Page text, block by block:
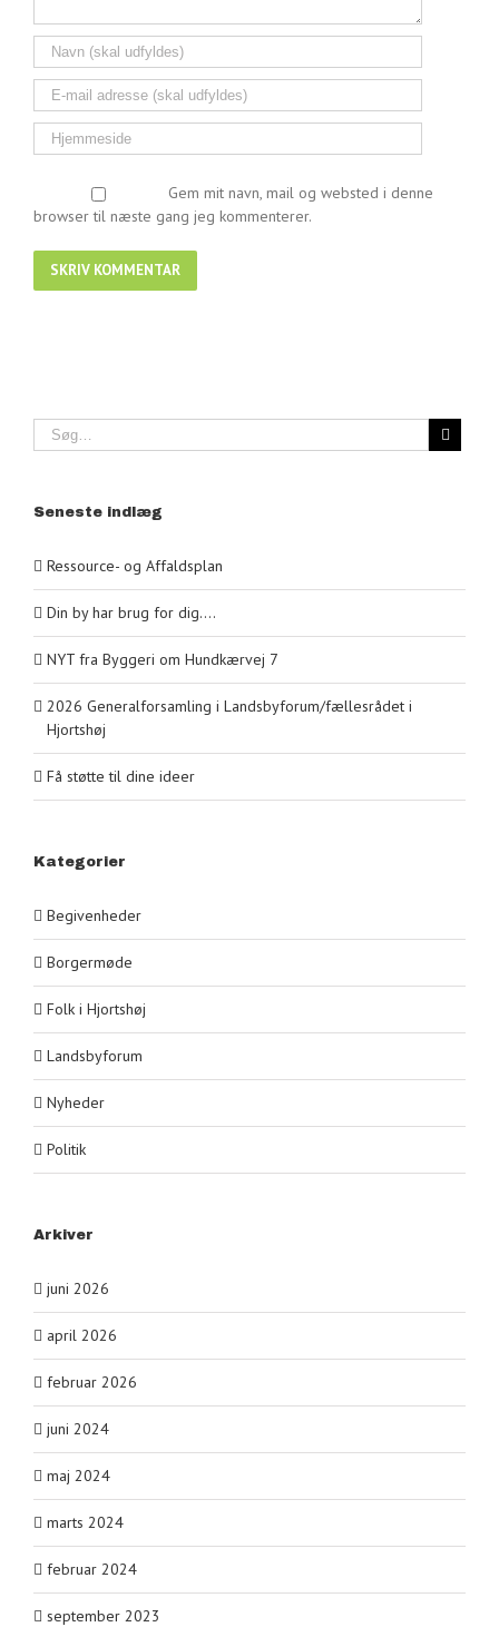
Gem mit navn, mail og websted i denne
browser til næste gang jeg kommenterer.
Seneste indlæg
Ressource- og Affaldsplan
Din by har brug for dig….
NYT fra Byggeri om Hundkærvej 7
2026 Generalforsamling i Landsbyforum/fællesrådet i
Hjortshøj
Få støtte til dine ideer
Kategorier
Begivenheder
Borgermøde
Folk i Hjortshøj
Landsbyforum
Nyheder
Politik
Arkiver
juni 2026
april 2026
februar 2026
juni 2024
maj 2024
marts 2024
februar 2024
september 2023